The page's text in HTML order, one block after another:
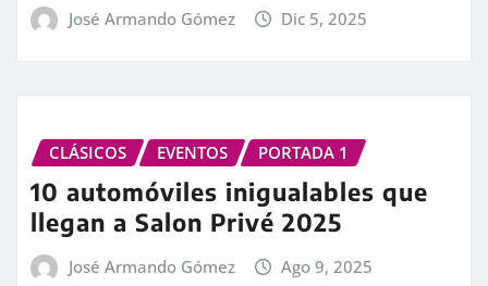
José Armando Gómez Dic 5, 2025
CLÁSICOS EVENTOS PORTADA 1
10 automóviles inigualables que
llegan a Salon Privé 2025
José Armando Gómez Ago 9, 2025